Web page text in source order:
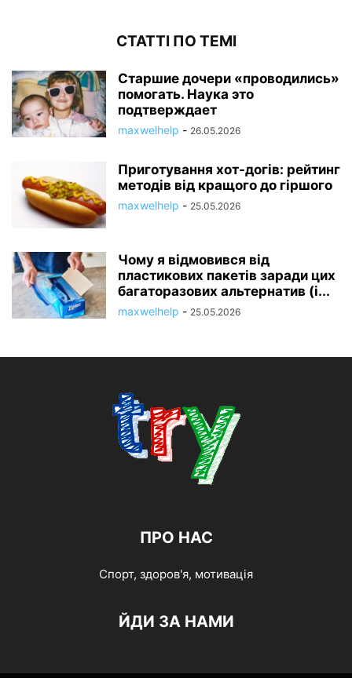
СТАТТІ ПО ТЕМІ
Старшие дочери «проводились»
помогать. Наука это
подтверждает
maxwelhelp - 26.05.2026
Приготування хот-догів: рейтинг
методів від кращого до гіршого
maxwelhelp - 25.05.2026
Чому я відмовився від
пластикових пакетів заради цих
багаторазових альтернатив (і...
maxwelhelp - 25.05.2026
ПРО НАС
Спорт, здоров'я, мотивація
ЙДИ ЗА НАМИ